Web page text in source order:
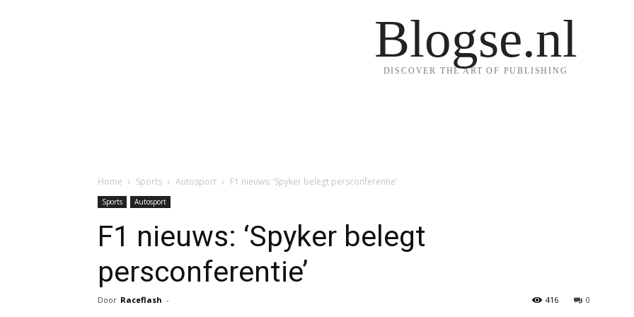
Blogse.nl
DISCOVER THE ART OF PUBLISHING
Home Sports Autosport F1 nieuws: ‘Spyker belegt persconferentie’
Sports Autosport
F1 nieuws: ‘Spyker belegt
persconferentie’
Door Raceflash - 0
416